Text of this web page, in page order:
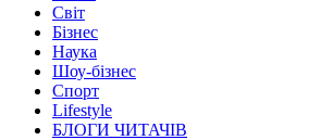
Світ
Бізнес
Наука
Шоу-бізнес
Спорт
Lifestyle
БЛОГИ ЧИТАЧІВ